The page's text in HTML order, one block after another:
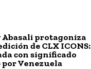
Abasali protagoniza
de CLX ICONS:
con significado
Venezuela